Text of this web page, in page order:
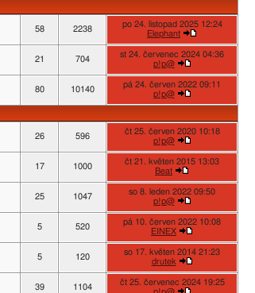
58 2238
po 24. listopad 2025 12:24
Elephant
21 704
st 24. červenec 2024 04:36
p!p@
80 10140
pá 24. červen 2022 09:11
p!p@
26 596
čt 25. červen 2020 10:18
p!p@
17 1000
čt 21. květen 2015 13:03
Beat
25 1047
so 8. leden 2022 09:50
p!p@
5 520
pá 10. červen 2022 10:08
EINEX
5 120
so 17. květen 2014 21:23
drutek
39 1104
čt 25. červenec 2024 19:25